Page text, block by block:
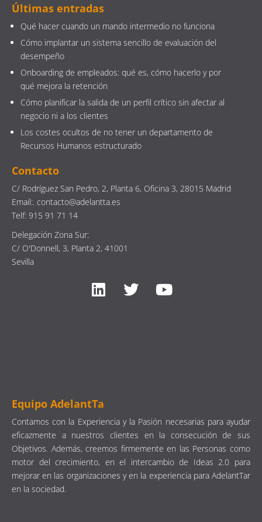
Últimas entradas
Qué hacer cuando un mando intermedio no funciona
Cómo implantar un sistema sencillo de evaluación del
desempeño
Onboarding de empleados: qué es, cómo hacerlo y por
qué mejora la retención
Cómo planificar la salida de un perfil crítico sin afectar al
negocio ni a los clientes
Los costes ocultos de no tener un departamento de
Recursos Humanos estructurado
Contacto
C/ Rodríguez San Pedro, 2, Planta 6, Oficina 3, 28015 Madrid
Email:. contacto@adelantta.es
Telf: 915 91 71 14
Delegación Zona Sur:
C/ O'Donnell, 3, Planta 2, 41001
Sevilla
Equipo AdelantTa
Contamos con la Experiencia y la Pasión necesarias para ayudar
eficazmente a nuestros clientes en la consecución de sus
Objetivos. Además, creemos firmemente en las Personas como
motor del crecimiento, en el intercambio de Ideas 2.0 para
mejorar en las organizaciones y en la experiencia para AdelantTar
en la sociedad.